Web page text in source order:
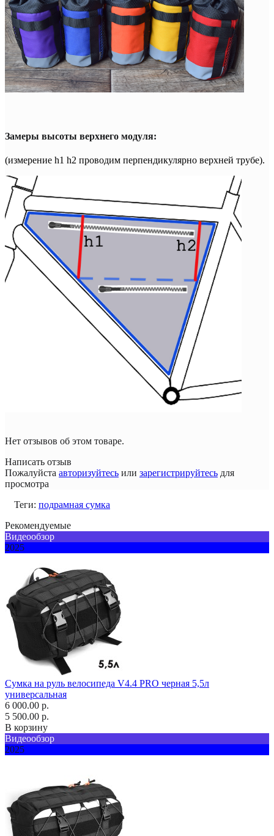
Замеры высоты верхнего модуля:
(измерение h1 h2 проводим перпендикулярно верхней трубе).
Нет отзывов об этом товаре.
Написать отзыв
Пожалуйста авторизуйтесь или зарегистрируйтесь для
просмотра
Теги: подрамная сумка
Рекомендуемые
Видеообзор
2025
Сумка на руль велосипеда V4.4 PRO черная 5,5л
универсальная
6 000.00 р.
5 500.00 р.
В корзину
Видеообзор
2025